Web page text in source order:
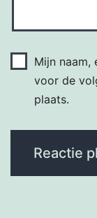
Mijn naam,
voor de
plaats.